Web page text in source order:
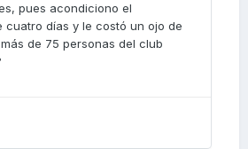
pues acondiciono el
cuatro días y le costó un ojo de
de 75 personas del club